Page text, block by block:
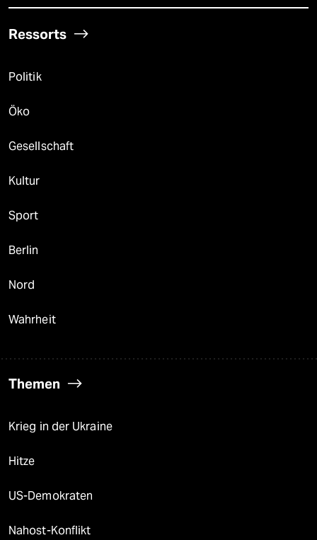
Ressorts
Politik
Öko
Gesellschaft
Kultur
Sport
Berlin
Nord
Wahrheit
Themen
Krieg in der Ukraine
Hitze
US-Demokraten
Nahost-Konflikt